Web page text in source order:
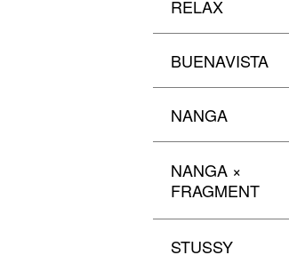
RELAX
BUENAVISTA
NANGA
NANGA ×
FRAGMENT
STUSSY